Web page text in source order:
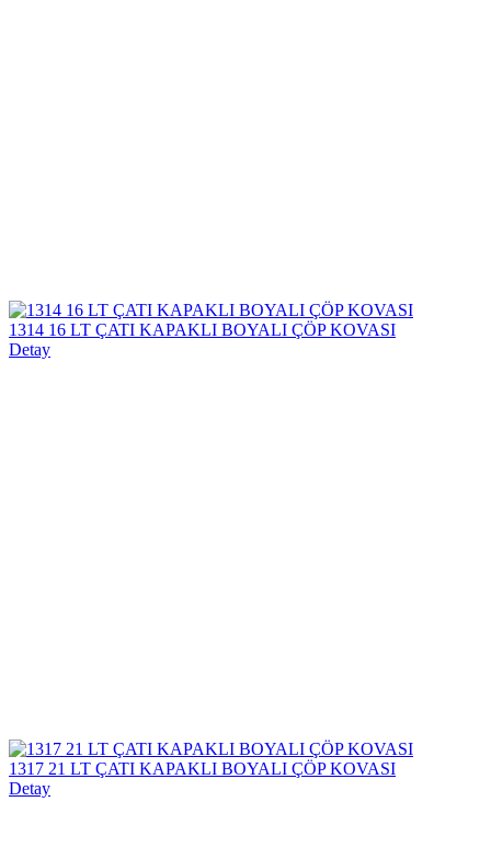
1314 16 LT ÇATI KAPAKLI BOYALI ÇÖP KOVASI
Detay
1317 21 LT ÇATI KAPAKLI BOYALI ÇÖP KOVASI
Detay